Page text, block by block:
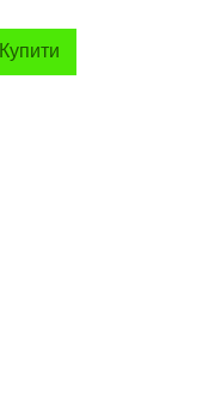
Купити